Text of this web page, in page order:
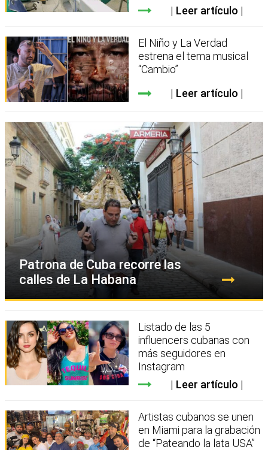
Leer artículo
El Niño y La Verdad
estrena el tema musical
“Cambio”
Leer artículo
Patrona de Cuba recorre las
calles de La Habana
Listado de las 5
influencers cubanas con
más seguidores en
Instagram
Leer artículo
Artistas cubanos se unen
en Miami para la grabación
de “Pateando la lata USA”